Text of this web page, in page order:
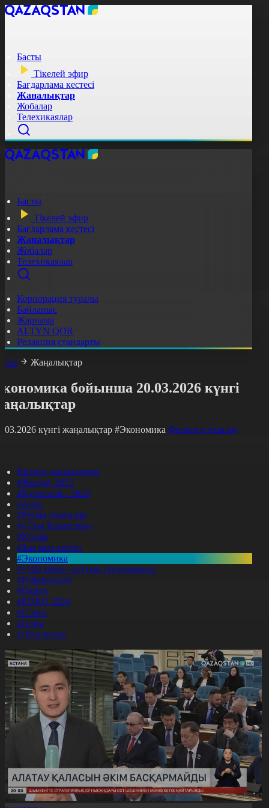
Басты
Тікелей эфир
Бағдарлама кестесі
Жаңалықтар
Жобалар
Телехикаялар
Басты
Тікелей эфир
Бағдарлама кестесі
Жаңалықтар
Жобалар
Телехикаялар
Корпорация туралы
Байланыс
Жарнама
ALTYN QOR
Редакция стандарты
Жаңалықтар
бойынша 20.03.2026 күнгі
күнгі жаңалықтар #Экономика Фильтрді тазалау
Барлық жаңалықтар
#Жолдау 2025
#Құрылтай - 2026
#Апта
#Ресми оқиғалар
#«Таза Қазақстан»
#Қоғам
#Заң мен тәртіп
#Экономика
#«100 кітап» ұлттық сауалнамасы
#Референдум
#Оқиға
#EURO 2024
#Спорт
#Әлем
#Денсаулық